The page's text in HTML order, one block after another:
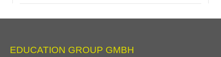
EDUCATION GROUP GMBH